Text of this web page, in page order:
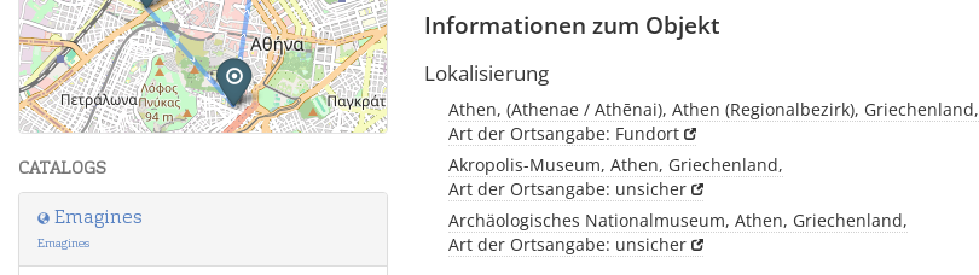
Leaflet| Maps and Data ©OpenStreetMap.
CATALOGS
Emagines
Emagines
Informationen zum Objekt
Lokalisierung
Athen, (Athenae / Athēnai), Athen (Regionalbezirk), Griechenland,
Art der Ortsangabe: Fundort
Akropolis-Museum, Athen, Griechenland,
Art der Ortsangabe: unsicher
Archäologisches Nationalmuseum, Athen, Griechenland,
Art der Ortsangabe: unsicher